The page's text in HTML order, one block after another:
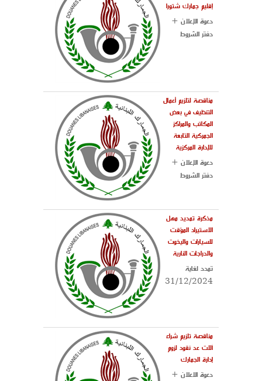
إقليم جمارك شتورا
دعوة الإعلان +
دفتر الشروط
مناقصة لتلزيم أعمال
التنظيف في بعض
المكاتب والمراكز
الجمركية التابعة
للإدارة المركزية
دعوة الإعلان +
دفتر الشروط
مذكرة تمديد مهل
الاستيراد المؤقت
للسيارات واليخوت
والدراجات النارية
تمدد لغاية
31/12/2024
مناقصة تلزيم شراء
آلات عد نقود لزوم
إدارة الجمارك
دعوة الاعلان +